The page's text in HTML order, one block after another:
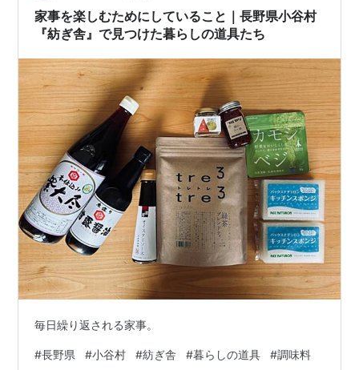
家事を楽しむためにしていること｜長野県小谷村
『紡ぎ舎』で見つけた暮らしの道具たち
毎日繰り返される家事。
#長野県 #小谷村 #紡ぎ舎 #暮らしの道具 #調味料